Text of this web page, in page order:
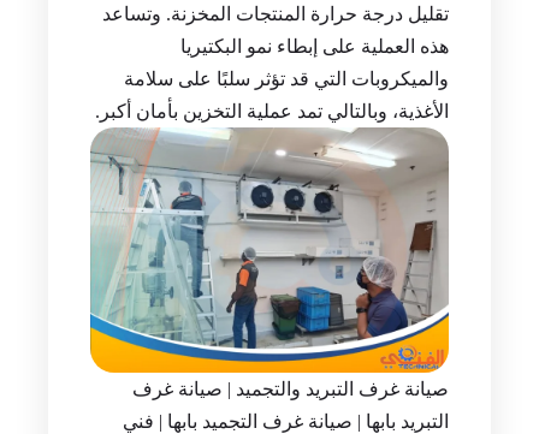
تقليل درجة حرارة المنتجات المخزنة. وتساعد
هذه العملية على إبطاء نمو البكتيريا
والميكروبات التي قد تؤثر سلبًا على سلامة
الأغذية، وبالتالي تمد عملية التخزين بأمان أكبر.
صيانة غرف التبريد والتجميد | صيانة غرف
التبريد بابها | صيانة غرف التجميد بابها | فني